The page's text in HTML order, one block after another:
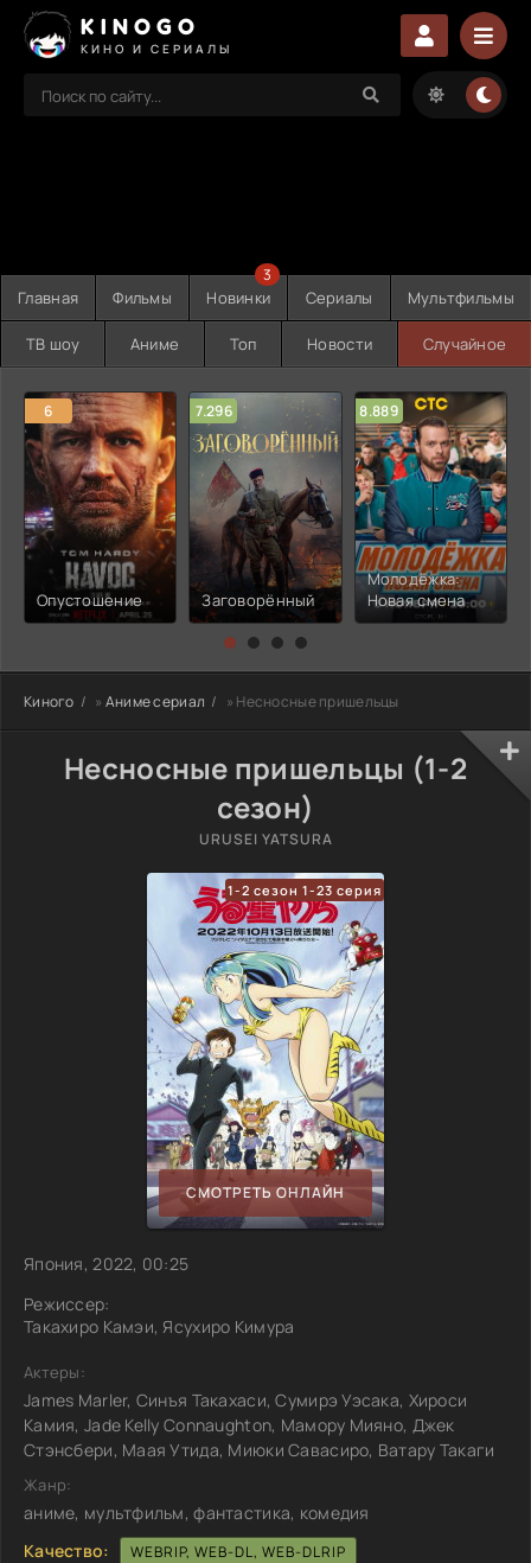
KINOGO
КИНО И СЕРИАЛЫ
Главная Фильмы Новинки
3
Сериалы Мультфильмы
ТВ шоу Аниме Топ Новости Случайное
6
Опустошение
7.296
Заговорённый
8.889
Молодёжка:
Новая смена
Киного » Аниме сериал » Несносные пришельцы
Несносные пришельцы (1-2
сезон)
URUSEI YATSURA
1-2 сезон 1-23 серия
СМОТРЕТЬ ОНЛАЙН
Япония, 2022, 00:25
Режиссер:
Такахиро Камэи, Ясухиро Кимура
Актеры:
James Marler, Синъя Такахаси, Сумирэ Уэсака, Хироси
Камия, Jade Kelly Connaughton, Мамору Мияно, Джек
Стэнсбери, Маая Утида, Миюки Савасиро, Ватару Такаги
Жанр:
аниме, мультфильм, фантастика, комедия
Качество:
WEBRIP, WEB-DL, WEB-DLRIP